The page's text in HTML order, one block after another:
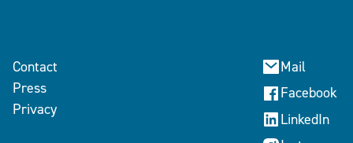
Contact
Press
Privacy
Mail
Facebook
LinkedIn